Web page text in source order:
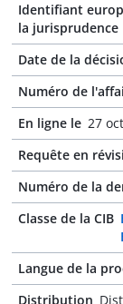
Identifiant
la jurisprudence
Date de la
Numéro de
En ligne le 27
Requête en
Numéro de la
Classe de la CIB
Langue de la
Distribution